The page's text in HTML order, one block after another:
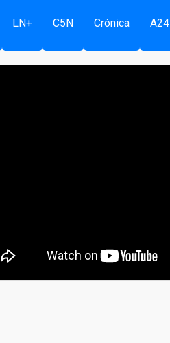
LN+ C5N Crónica A24